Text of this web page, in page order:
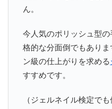
ん。
今人気のポリッシュ型
格的な分面倒でもあり
ン級の仕上がりを求める
すすめです。
（ジェルネイル検定で